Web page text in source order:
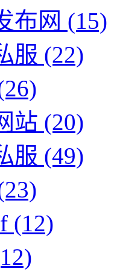
布网 (15)
服 (22)
站 (20)
服 (49)
(12)